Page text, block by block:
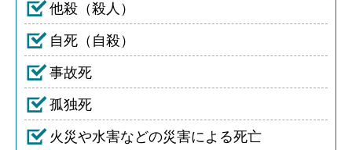
他殺（殺人）
自死（自殺）
事故死
孤独死
火災や水害などの災害による死亡